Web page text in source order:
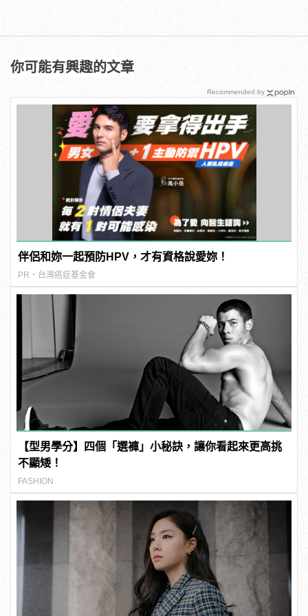
你可能有興趣的文章
伴侶和妳一起預防HPV，才有資格說愛妳！
PR・台灣癌症基金會
【型男學分】四個「選褲」小秘訣，讓你看起來更高挑
不顯矮！
FASHION
Recommended by